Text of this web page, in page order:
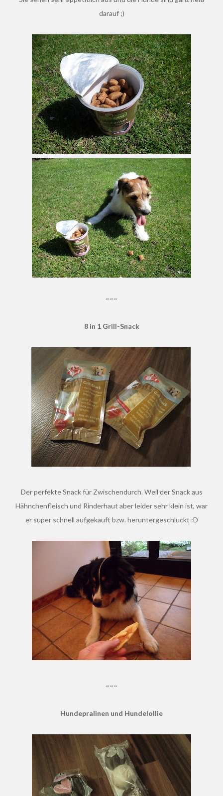
darauf ;)
~~~
8 in 1 Grill-Snack
Der perfekte Snack für Zwischendurch. Weil der Snack aus
Hähnchenfleisch und Rinderhaut aber leider sehr klein ist, war
er super schnell aufgekauft bzw. heruntergeschluckt :D
~~~
Hundepralinen und Hundelollie